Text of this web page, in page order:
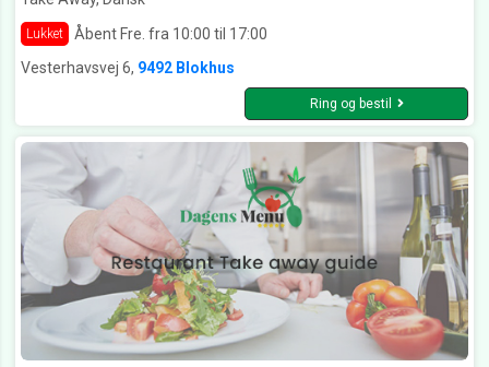
Lukket
Åbent Fre. fra 10:00 til 17:00
Vesterhavsvej 6, 9492 Blokhus
Ring og bestil